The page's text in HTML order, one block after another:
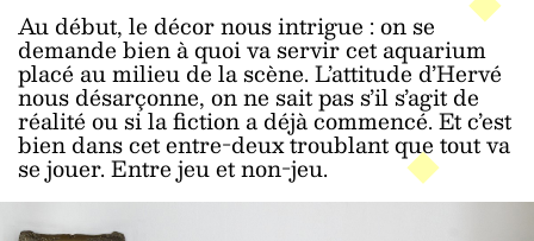
Au début, le décor nous intrigue : on se
demande bien à quoi va servir cet aquarium
placé au milieu de la scène. L’attitude d’Hervé
nous désarçonne, on ne sait pas s’il s’agit de
réalité ou si la fiction a déjà commencé. Et c’est
bien dans cet entre-deux troublant que tout va
se jouer. Entre jeu et non-jeu.